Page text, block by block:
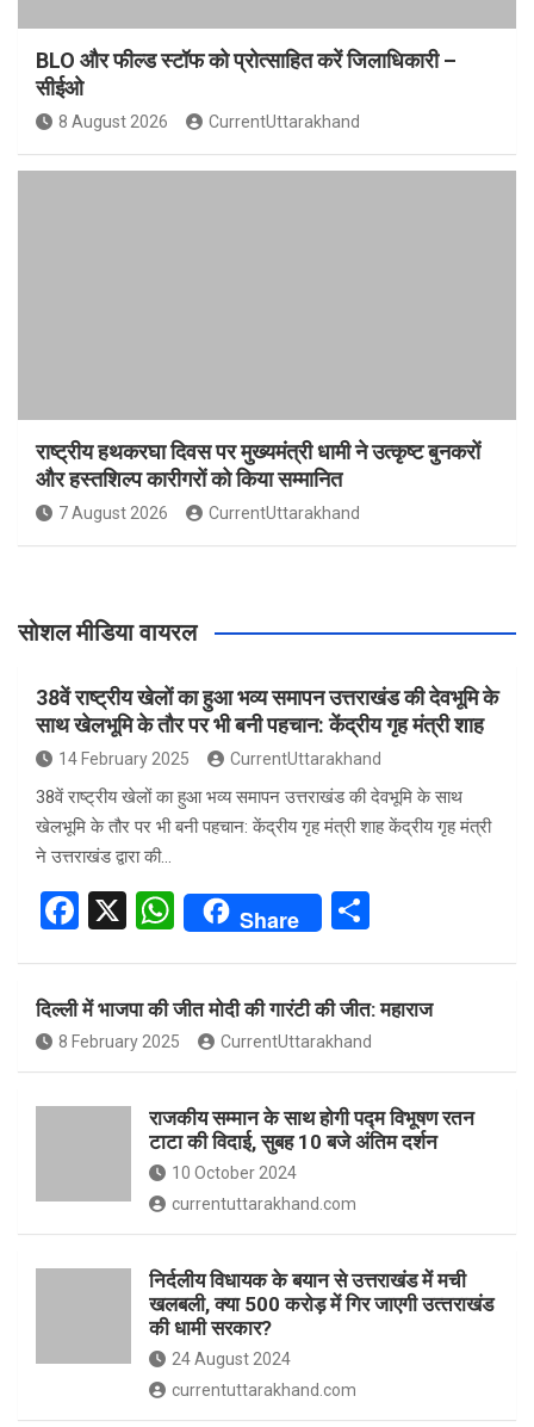
BLO और फील्ड स्टॉफ को प्रोत्साहित करें जिलाधिकारी –
सीईओ
8 August 2026 CurrentUttarakhand
राष्ट्रीय हथकरघा दिवस पर मुख्यमंत्री धामी ने उत्कृष्ट बुनकरों
और हस्तशिल्प कारीगरों को किया सम्मानित
7 August 2026 CurrentUttarakhand
सोशल मीडिया वायरल
38वें राष्ट्रीय खेलों का हुआ भव्य समापन उत्तराखंड की देवभूमि के
साथ खेलभूमि के तौर पर भी बनी पहचान: केंद्रीय गृह मंत्री शाह
14 February 2025 CurrentUttarakhand
38वें राष्ट्रीय खेलों का हुआ भव्य समापन उत्तराखंड की देवभूमि के साथ
खेलभूमि के तौर पर भी बनी पहचान: केंद्रीय गृह मंत्री शाह केंद्रीय गृह मंत्री
ने उत्तराखंड द्वारा की…
F
ce
b
o
o
X
W
at
s
A
p
p
Share
e
दिल्ली में भाजपा की जीत मोदी की गारंटी की जीत: महाराज
8 February 2025 CurrentUttarakhand
राजकीय सम्मान के साथ होगी पद्म विभूषण रतन
टाटा की विदाई, सुबह 10 बजे अंतिम दर्शन
10 October 2024
currentuttarakhand.com
निर्दलीय विधायक के बयान से उत्तराखंड में मची
खलबली, क्‍या 500 करोड़ में गिर जाएगी उत्‍तराखंड
की धामी सरकार?
24 August 2024
currentuttarakhand.com